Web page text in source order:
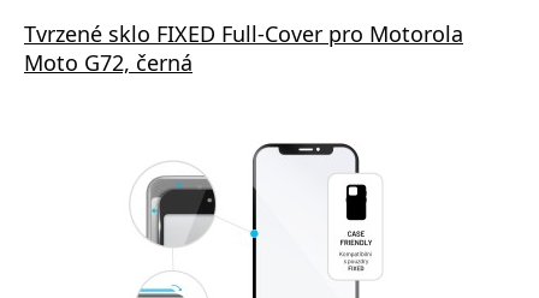
Tvrzené sklo FIXED Full-Cover pro Motorola
Moto G72, černá